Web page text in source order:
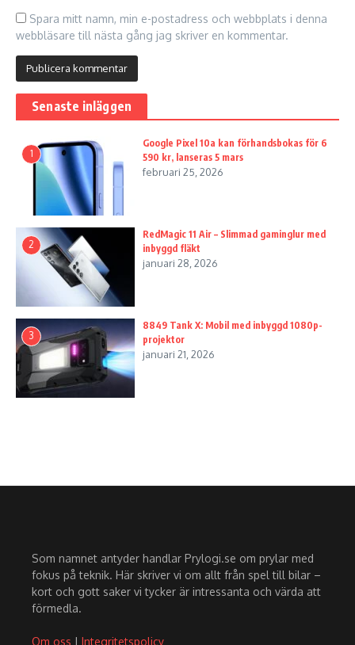
Spara mitt namn, min e-postadress och webbplats i denna
webbläsare till nästa gång jag skriver en kommentar.
Senaste inläggen
1
Google Pixel 10a kan förhandsbokas för 6
590 kr, lanseras 5 mars
februari 25, 2026
2
RedMagic 11 Air – Slimmad gaminglur med
inbyggd fläkt
januari 28, 2026
3
8849 Tank X: Mobil med inbyggd 1080p-
projektor
januari 21, 2026
Som namnet antyder handlar Prylogi.se om prylar med
fokus på teknik. Här skriver vi om allt från spel till bilar –
kort och gott saker vi tycker är intressanta och värda att
förmedla.
Om oss | Integritetspolicy